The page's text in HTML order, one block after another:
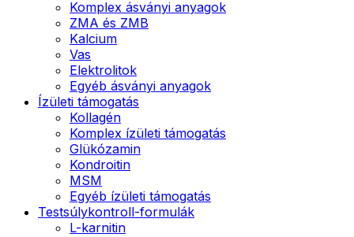
Komplex ásványi anyagok
ZMA és ZMB
Kalcium
Vas
Elektrolitok
Egyéb ásványi anyagok
Ízületi támogatás
Kollagén
Komplex ízületi támogatás
Glükózamin
Kondroitin
MSM
Egyéb ízületi támogatás
Testsúlykontroll-formulák
L-karnitin